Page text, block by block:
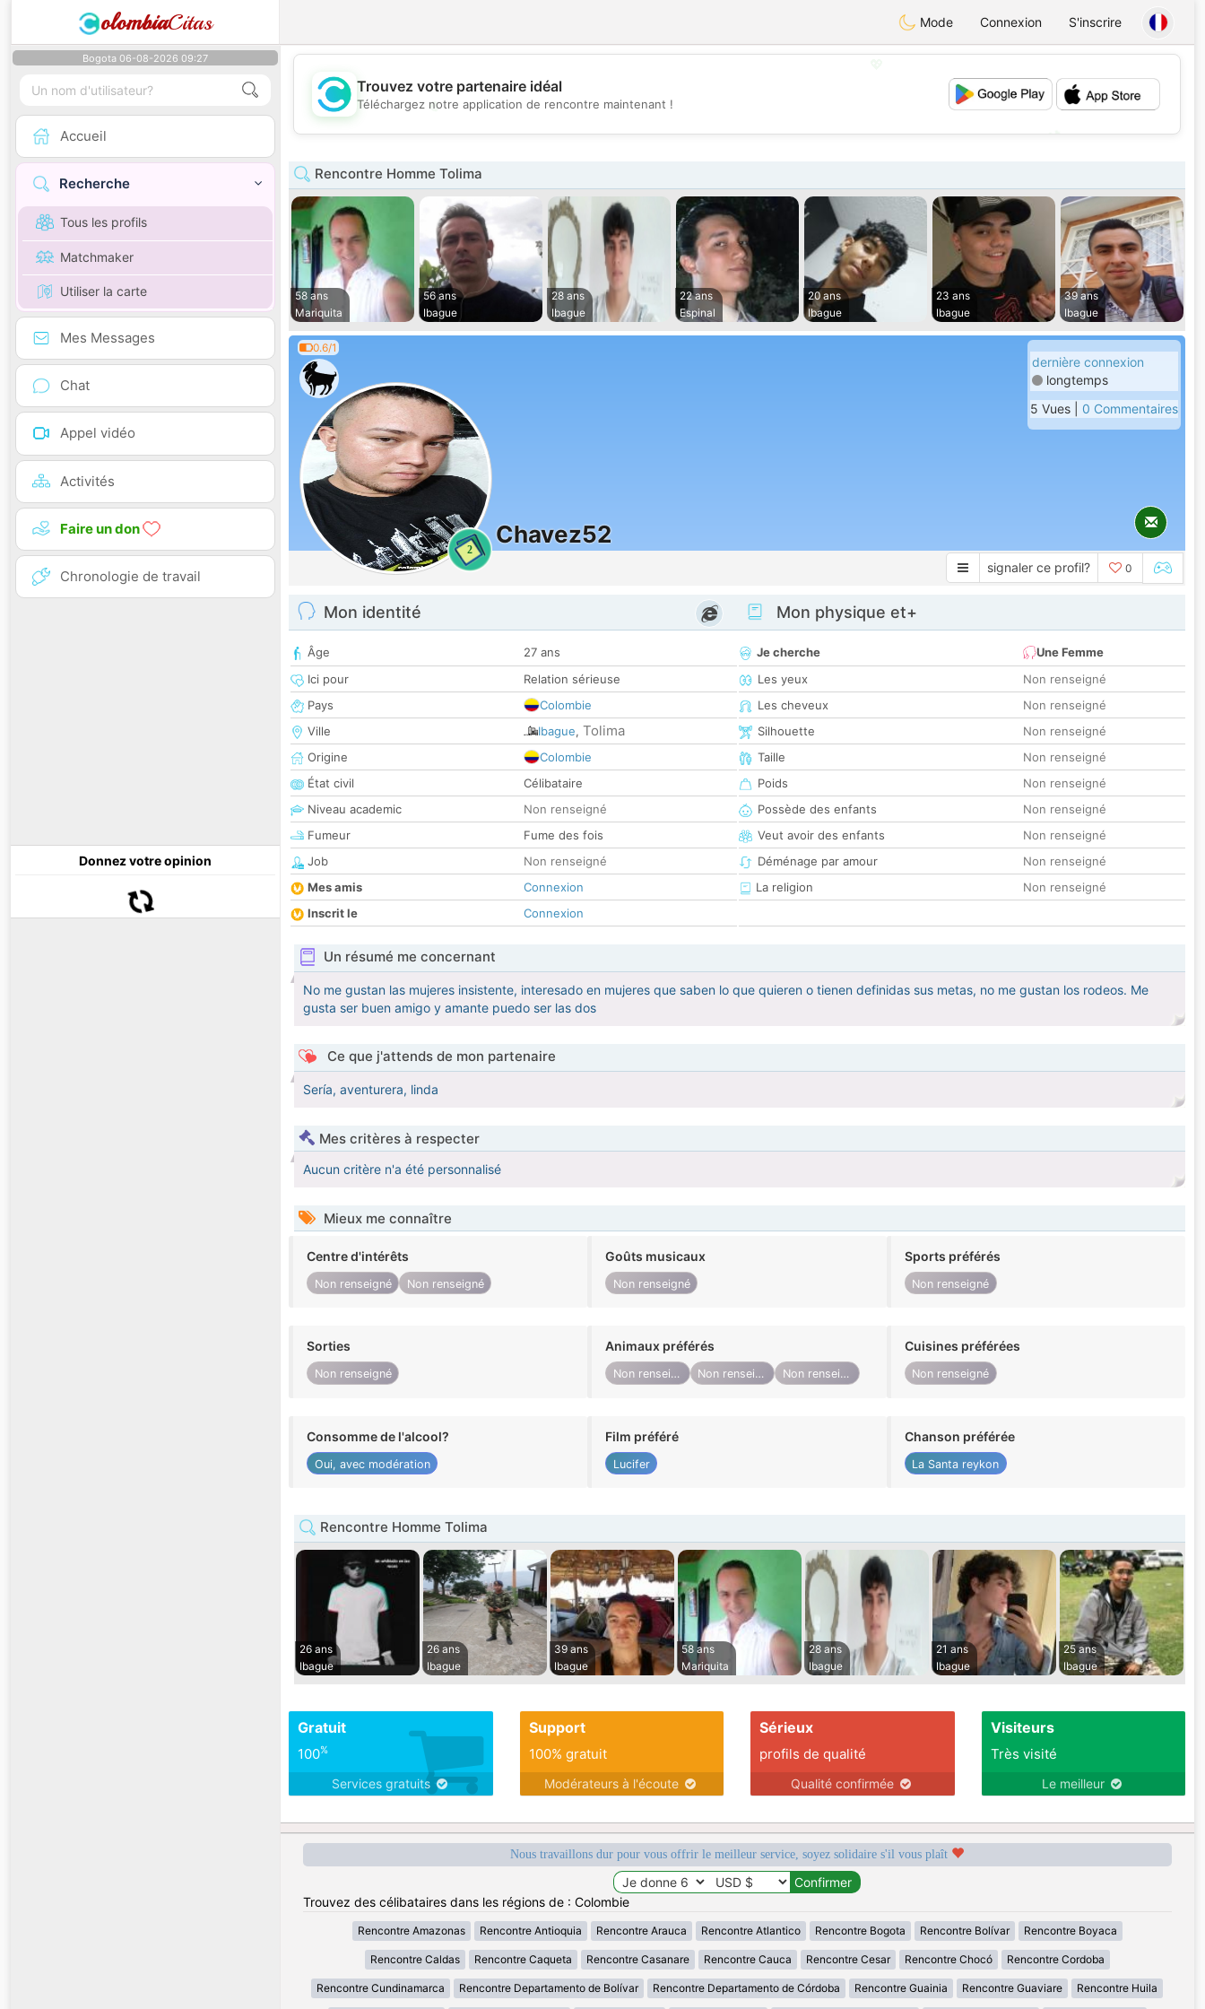
olombiaCitas Mode Connexion S'inscrire
Bogota 06-08-2026 09:27
Accueil
Recherche
Tous les profils
Matchmaker
Utiliser la carte
Mes Messages
Chat
Appel vidéo
Activités
Faire un don
Chronologie de travail
Donnez votre opinion
💕
Trouvez votre partenaire idéal
Téléchargez notre application de rencontre maintenant !
Rencontre Homme Tolima
58 ans
Mariquita
56 ans
Ibague
28 ans
Ibague
22 ans
Espinal
20 ans
Ibague
23 ans
Ibague
39 ans
Ibague
0.6/1
2
Chavez52
dernière connexion
longtemps
5 Vues | 0 Commentaires
signaler ce profil? 0
Mon identité
Âge
27 ans
Ici pour
Relation sérieuse
Pays
Colombie
Ville
Ibague, Tolima
Origine
Colombie
État civil
Célibataire
Niveau academic
Non renseigné
Fumeur
Fume des fois
Job
Non renseigné
Mes amis
Connexion
Inscrit le
Connexion
Mon physique et+
Je cherche
Une Femme
Les yeux
Non renseigné
Les cheveux
Non renseigné
Silhouette
Non renseigné
Taille
Non renseigné
Poids
Non renseigné
Possède des enfants
Non renseigné
Veut avoir des enfants
Non renseigné
Déménage par amour
Non renseigné
La religion
Non renseigné
Un résumé me concernant
No me gustan las mujeres insistente, interesado en mujeres que saben lo que quieren o tienen definidas sus metas, no me gustan los rodeos. Me
gusta ser buen amigo y amante puedo ser las dos
Ce que j'attends de mon partenaire
Sería, aventurera, linda
Mes critères à respecter
Aucun critère n'a été personnalisé
Mieux me connaître
Centre d'intérêts
Non renseigné Non renseigné
Goûts musicaux
Non renseigné
Sports préférés
Non renseigné
Sorties
Non renseigné
Animaux préférés
Non renseigné Non renseigné Non renseigné
Cuisines préférées
Non renseigné
Consomme de l'alcool?
Oui, avec modération
Film préféré
Lucifer
Chanson préférée
La Santa reykon
Rencontre Homme Tolima
26 ans
Ibague
26 ans
Ibague
39 ans
Ibague
58 ans
Mariquita
28 ans
Ibague
21 ans
Ibague
25 ans
Ibague
Gratuit
100%
Services gratuits
Support
100% gratuit
Modérateurs à l'écoute
Sérieux
profils de qualité
Qualité confirmée
Visiteurs
Très visité
Le meilleur
Nous travaillons dur pour vous offrir le meilleur service, soyez solidaire s'il vous plaît
Trouvez des célibataires dans les régions de : Colombie
Rencontre Amazonas Rencontre Antioquia Rencontre Arauca Rencontre Atlantico Rencontre Bogota Rencontre Bolívar Rencontre Boyaca
Rencontre Caldas Rencontre Caqueta Rencontre Casanare Rencontre Cauca Rencontre Cesar Rencontre Chocó Rencontre Cordoba
Rencontre Cundinamarca Rencontre Departamento de Bolívar Rencontre Departamento de Córdoba Rencontre Guainia Rencontre Guaviare Rencontre Huila